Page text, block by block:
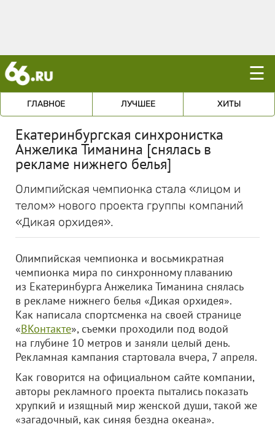
☰
ГЛАВНОЕ ЛУЧШЕЕ ХИТЫ
Екатеринбургская синхронистка
Анжелика Тиманина [снялась в
рекламе нижнего белья]
Олимпийская чемпионка стала «лицом и
телом» нового проекта группы компаний
«Дикая орхидея».
Олимпийская чемпионка и восьмикратная
чемпионка мира по синхронному плаванию
из Екатеринбурга Анжелика Тиманина снялась
в рекламе нижнего белья «Дикая орхидея».
Как написала спортсменка на своей странице
«ВКонтакте», съемки проходили под водой
на глубине 10 метров и заняли целый день.
Рекламная кампания стартовала вчера, 7 апреля.
Как говорится на официальном сайте компании,
авторы рекламного проекта пытались показать
хрупкий и изящный мир женской души, такой же
«загадочный, как синяя бездна океана».